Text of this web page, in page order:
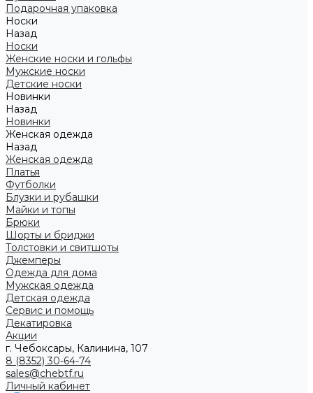
Подарочная упаковка
Носки
Назад
Носки
Женские носки и гольфы
Мужские носки
Детские носки
Новинки
Назад
Новинки
Женская одежда
Назад
Женская одежда
Платья
Футболки
Блузки и рубашки
Майки и топы
Брюки
Шорты и бриджи
Толстовки и свитшоты
Джемперы
Одежда для дома
Мужская одежда
Детская одежда
Сервис и помощь
Декатировка
Акции
г. Чебоксары, Калинина, 107
8 (8352) 30-64-74
sales@chebtf.ru
Личный кабинет